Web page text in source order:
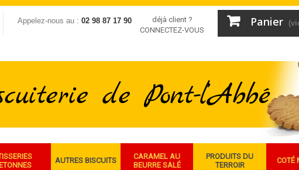
Appelez-nous au : 02 98 87 17 90
déjà client ?
CONNECTEZ-VOUS
Panier
AUTRES BISCUITS
CARAMEL AU
BEURRE SALÉ
PRODUITS DU
TERROIR
COTÉ